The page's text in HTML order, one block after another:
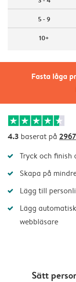
Fasta låga
5 - 9
10+
4.3 baserat på
Tryck och
Skapa på
Lägg till
Lägg
webbläsare
Sätt